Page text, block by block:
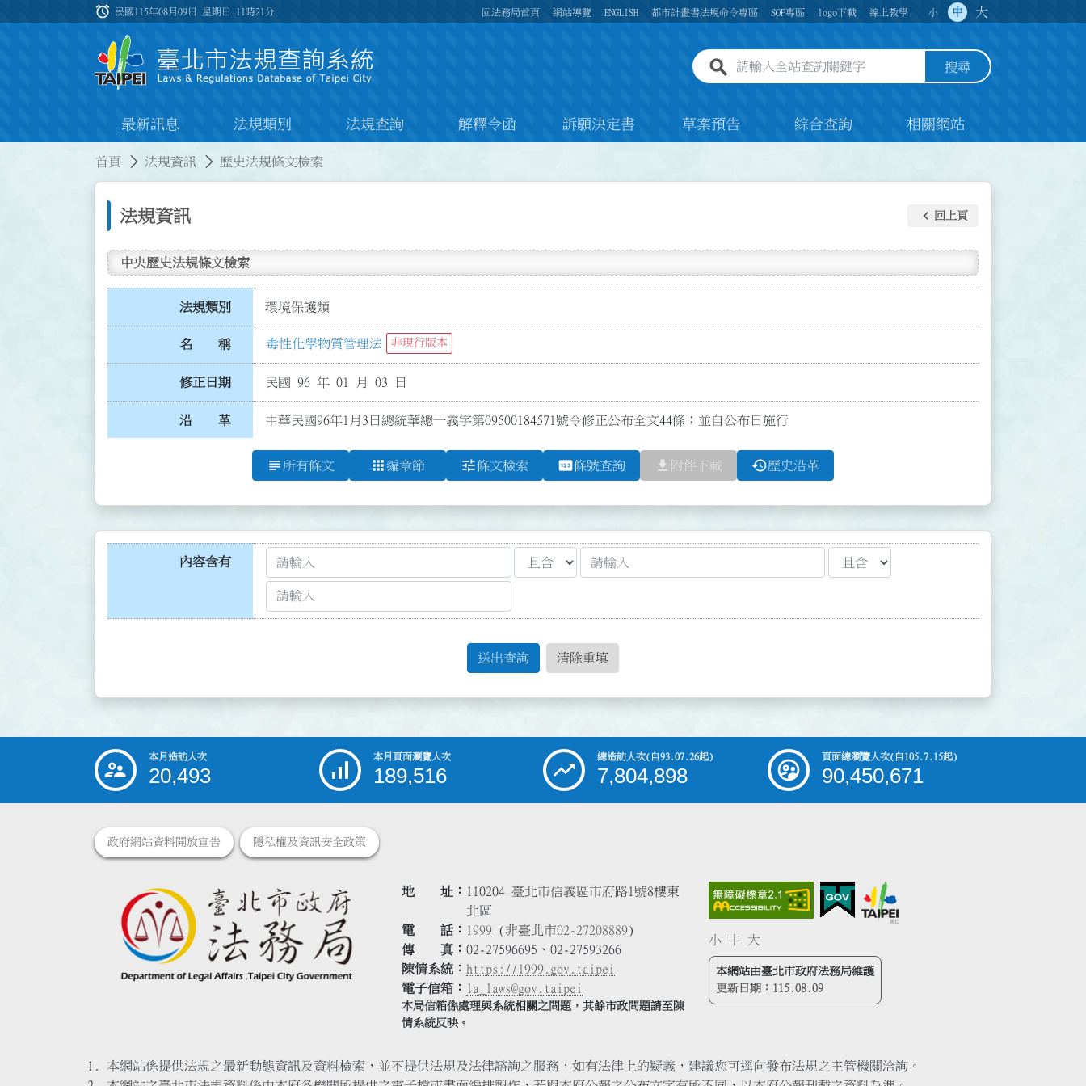
:::
alarm 民國115年08月09日 星期日 11時21分 回法務局首頁 網站導覽 ENGLISH 都市計畫書法規命令專區 SOP專區 logo下載 線上教學 小 中 大
全站查詢關鍵字欄位 搜尋
最新訊息 法規類別 法規查詢 解釋令函 訴願決定書 草案預告 綜合查詢 相關網站
首頁 法規資訊 歷史法規條文檢索
法規資訊 keyboard_arrow_left 回上頁
中央歷史法規條文檢索
法規類別 環境保護類
名 稱 毒性化學物質管理法 非現行版本
修正日期 民國 96 年 01 月 03 日
沿 革 中華民國96年1月3日總統華總一義字第09500184571號令修正公布全文44條；並自公布日施行
subject 所有條文 apps 編章節 tune條文檢索 pin條號查詢 file_download 附件下載 history歷史沿革
內容含有
送出查詢 清除重填
::: 本月造訪人次
20,493
本月頁面瀏覽人次
189,516
總造訪人次(自93.07.26起)
7,804,898
頁面總瀏覽人次(自105.7.15起)
90,450,671
政府網站資料開放宣告 隱私權及資訊安全政策
地 址
110204 臺北市信義區市府路1號8樓東
北區
電 話
1999 (非臺北市02-27208889)
傳 真
02-27596695、02-27593266
陳情系統
https://1999.gov.taipei
電子信箱
la_laws@gov.taipei
本局信箱係處理與系統相關之問題，其餘市政問題請至陳
情系統反映。
小 中 大
本網站由臺北市政府法務局維護
更新日期： 115.08.09
本網站係提供法規之最新動態資訊及資料檢索，並不提供法規及法律諮詢之服務，如有法律上的疑義，建議您可逕向發布法規之主管機關洽詢。